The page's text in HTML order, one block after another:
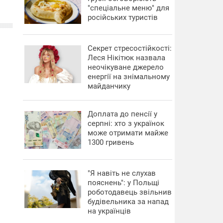
"спеціальне меню" для
російських туристів
Секрет стресостійкості:
Леся Нікітюк назвала
неочікуване джерело
енергії на знімальному
майданчику
Доплата до пенсії у
серпні: хто з українок
може отримати майже
1300 гривень
"Я навіть не слухав
пояснень": у Польщі
роботодавець звільнив
будівельника за напад
на українців